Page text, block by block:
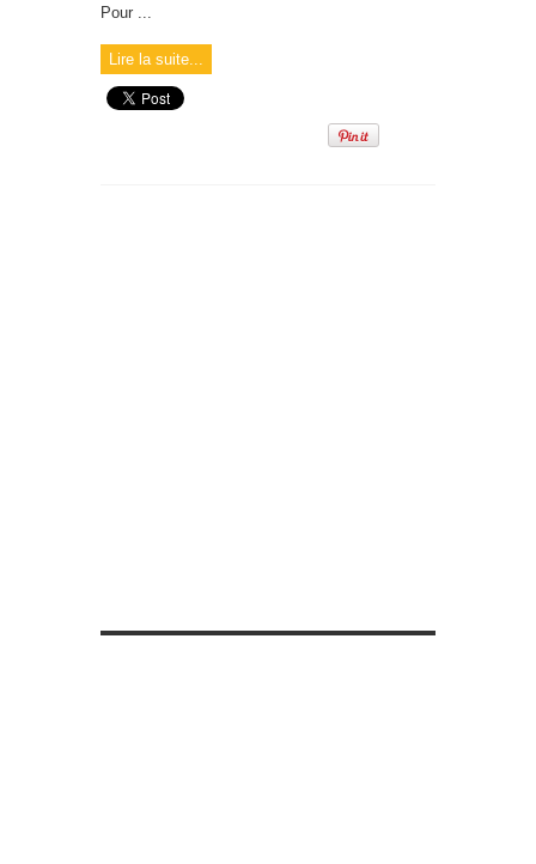
Pour ...
Lire la suite...